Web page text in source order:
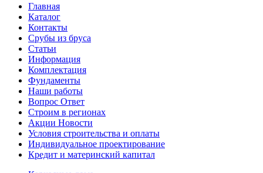
Главная
Каталог
Контакты
Срубы из бруса
Статьи
Информация
Комплектация
Фундаменты
Наши работы
Вопрос Ответ
Строим в регионах
Акции Новости
Условия строительства и оплаты
Индивидуальное проектирование
Кредит и материнский капитал